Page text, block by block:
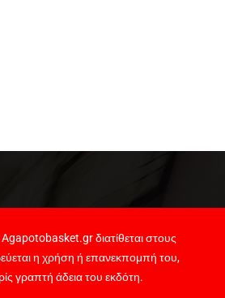
διατίθεται στους
η χρήση ή επανεκπομπή του,
γραπτή άδεια του εκδότη.